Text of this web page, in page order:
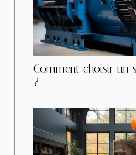
Comment choisir un
?